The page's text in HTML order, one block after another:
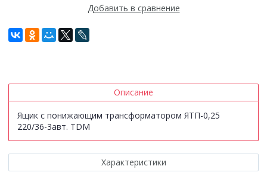
Добавить в сравнение
Описание
Ящик с понижающим трансформатором ЯТП-0,25
220/36-3авт. TDM
Характеристики